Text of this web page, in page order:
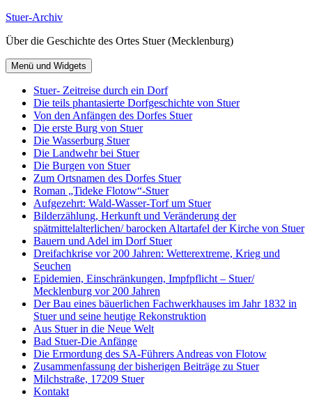
Zum
springen
Stuer-Archiv
Über die Geschichte des Ortes Stuer (Mecklenburg)
Menü und Widgets
Stuer- Zeitreise durch ein Dorf
Die teils phantasierte Dorfgeschichte von Stuer
Von den Anfängen des Dorfes Stuer
Die erste Burg von Stuer
Die Wasserburg Stuer
Die Landwehr bei Stuer
Die Burgen von Stuer
Zum Ortsnamen des Dorfes Stuer
Roman „Tideke Flotow“-Stuer
Aufgezehrt: Wald-Wasser-Torf um Stuer
Bilderzählung, Herkunft und Veränderung der
spätmittelalterlichen/ barocken Altartafel der Kirche von Stuer
Bauern und Adel im Dorf Stuer
Dreifachkrise vor 200 Jahren: Wetterextreme, Krieg und
Seuchen
Epidemien, Einschränkungen, Impfpflicht – Stuer/
Mecklenburg vor 200 Jahren
Der Bau eines bäuerlichen Fachwerkhauses im Jahr 1832 in
Stuer und seine heutige Rekonstruktion
Aus Stuer in die Neue Welt
Bad Stuer-Die Anfänge
Die Ermordung des SA-Führers Andreas von Flotow
Zusammenfassung der bisherigen Beiträge zu Stuer
Milchstraße, 17209 Stuer
Kontakt